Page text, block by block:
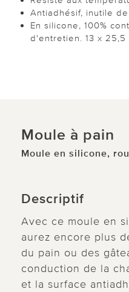
Antiadhésif, inutile
En silicone, 100%
d'entretien. 13 x 25,5
Moule à pain
Moule en silicone,
Descriptif
Avec ce moule en
aurez encore plus
du pain ou des
conduction de la
et la surface